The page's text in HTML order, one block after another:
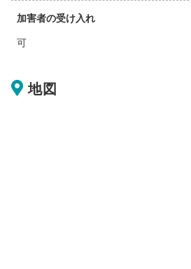
加害者の受け入れ
可
地図